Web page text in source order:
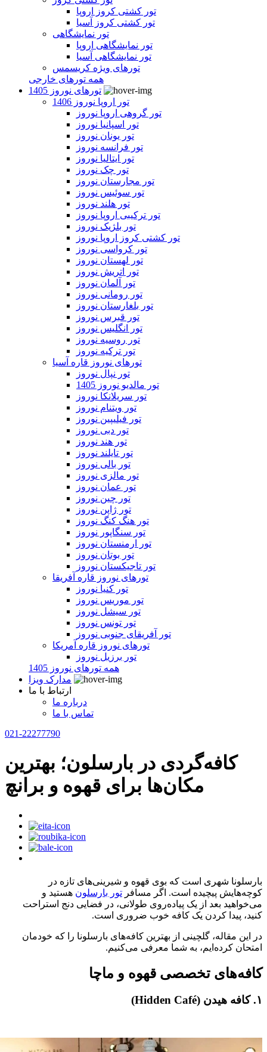
تور کشتی کروز اروپا
تور کشتی کروز آسیا
تور نمایشگاهی
تور نمایشگاهی اروپا
تور نمایشگاهی آسیا
تورهای ویژه کریسمس
همه تورهای خارجی
تورهای نوروز 1405
تور اروپا نوروز 1406
تور گروهی اروپا نوروز
تور اسپانیا نوروز
تور یونان نوروز
تور فرانسه نوروز
تور ایتالیا نوروز
تور چک نوروز
تور مجارستان نوروز
تور سوئیس نوروز
تور هلند نوروز
تور ترکیبی اروپا نوروز
تور بلژیک نوروز
تور کشتی کروز اروپا نوروز
تور کرواسی نوروز
تور لهستان نوروز
تور اتریش نوروز
تور آلمان نوروز
تور رومانی نوروز
تور بلغارستان نوروز
تور قبرس نوروز
تور انگلیس نوروز
تور روسیه نوروز
تور ترکیه نوروز
تورهای نوروز قاره آسیا
تور نپال نوروز
تور مالدیو نوروز 1405
تور سریلانکا نوروز
تور ویتنام نوروز
تور فیلیپین نوروز
تور دبی نوروز
تور هند نوروز
تور تایلند نوروز
تور بالی نوروز
تور مالزی نوروز
تور عمان نوروز
تور چین نوروز
تور ژاپن نوروز
تور هنگ کنگ نوروز
تور سنگاپور نوروز
تور ارمنستان نوروز
تور بوتان نوروز
تور تاجیکستان نوروز
تورهای نوروز قاره آفریقا
تور کنیا نوروز
تور موریس نوروز
تور سیشل نوروز
تور تونس نوروز
تور آفریقای جنوبی نوروز
تورهای نوروز قاره آمریکا
تور برزیل نوروز
همه تورهای نوروز 1405
مدارک ویزا
ارتباط با ما
درباره ما
تماس با ما
021-22277790
کافه‌گردی در بارسلون؛ بهترین
مکان‌ها برای قهوه و برانچ
بارسلونا شهری است که بوی قهوه و شیرینی‌های تازه در
کوچه‌هایش پیچیده است. اگر مسافر تور بارسلون هستید و
می‌خواهید بعد از یک پیاده‌روی طولانی، در فضایی دنج استراحت
کنید، پیدا کردن یک کافه خوب ضروری است.
در این مقاله، گلچینی از بهترین کافه‌های بارسلونا را که خودمان
امتحان کرده‌ایم، به شما معرفی می‌کنیم.
کافه‌های تخصصی قهوه و ماچا
۱. کافه هیدن (Hidden Café)